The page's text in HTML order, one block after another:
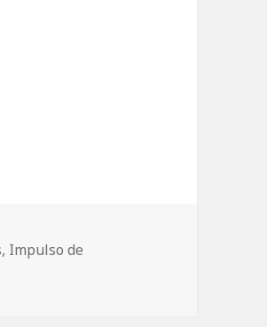
, Impulso de